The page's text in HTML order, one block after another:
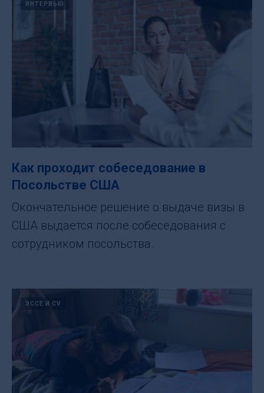
ИНТЕРВЬЮ
Как проходит собеседование в
Посольстве США
Окончательное решение о выдаче визы в
США выдается после собеседования с
сотрудником посольства.
ЭССЕ И CV